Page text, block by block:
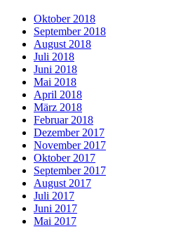
Oktober 2018
September 2018
August 2018
Juli 2018
Juni 2018
Mai 2018
April 2018
März 2018
Februar 2018
Dezember 2017
November 2017
Oktober 2017
September 2017
August 2017
Juli 2017
Juni 2017
Mai 2017